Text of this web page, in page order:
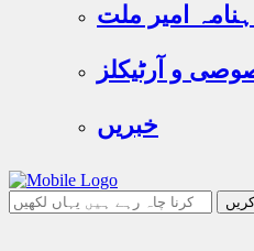
امیر ملت
و آرٹیکلز
خبریں
جو